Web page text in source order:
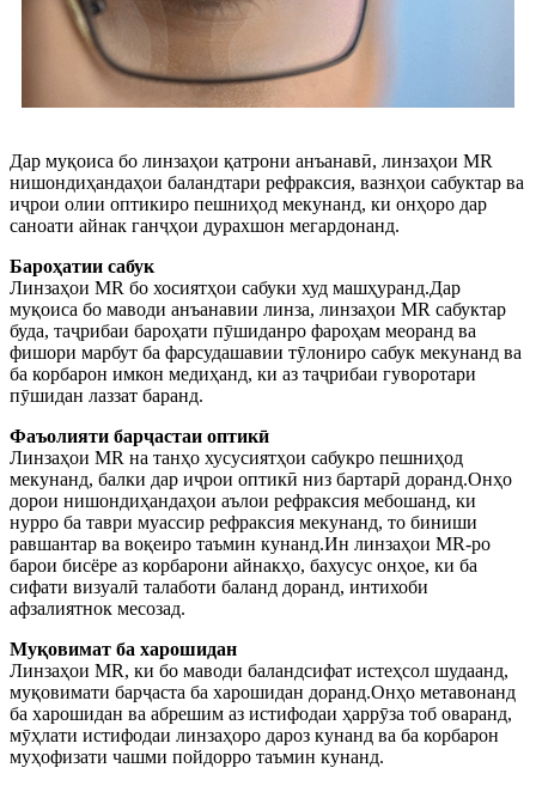
Дар муқоиса бо линзаҳои қатрони анъанавӣ, линзаҳои MR
нишондиҳандаҳои баландтари рефраксия, вазнҳои сабуктар ва
иҷрои олии оптикиро пешниҳод мекунанд, ки онҳоро дар
саноати айнак ганҷҳои дурахшон мегардонанд.
Бароҳатии сабук
Линзаҳои MR бо хосиятҳои сабуки худ машҳуранд.Дар
муқоиса бо маводи анъанавии линза, линзаҳои MR сабуктар
буда, таҷрибаи бароҳати пӯшиданро фароҳам меоранд ва
фишори марбут ба фарсудашавии тӯлониро сабук мекунанд ва
ба корбарон имкон медиҳанд, ки аз таҷрибаи гуворотари
пӯшидан лаззат баранд.
Фаъолияти барҷастаи оптикӣ
Линзаҳои MR на танҳо хусусиятҳои сабукро пешниҳод
мекунанд, балки дар иҷрои оптикӣ низ бартарӣ доранд.Онҳо
дорои нишондиҳандаҳои аълои рефраксия мебошанд, ки
нурро ба таври муассир рефраксия мекунанд, то биниши
равшантар ва воқеиро таъмин кунанд.Ин линзаҳои MR-ро
барои бисёре аз корбарони айнакҳо, бахусус онҳое, ки ба
сифати визуалӣ талаботи баланд доранд, интихоби
афзалиятнок месозад.
Муқовимат ба харошидан
Линзаҳои MR, ки бо маводи баландсифат истеҳсол шудаанд,
муқовимати барҷаста ба харошидан доранд.Онҳо метавонанд
ба харошидан ва абрешим аз истифодаи ҳаррӯза тоб оваранд,
мӯҳлати истифодаи линзаҳоро дароз кунанд ва ба корбарон
муҳофизати чашми пойдорро таъмин кунанд.